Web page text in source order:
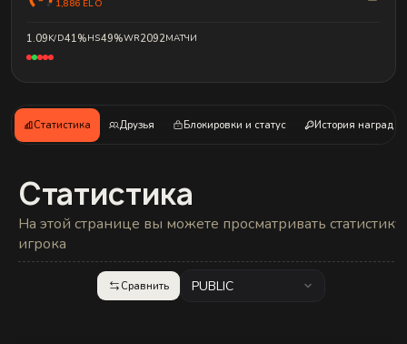
1,886 ELO
1.09K/D41%HS49%WR2092МАТЧИ
Статистика Друзья Блокировки и статус История наград
Статистика
На этой странице вы можете просматривать статистику
игрока
Сравнить PUBLIC
с
р
а
в
е
и
е
м!